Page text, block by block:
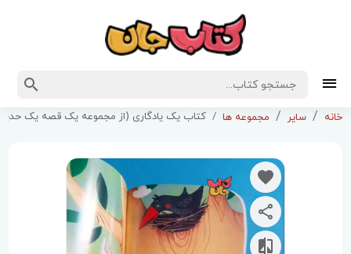
خانه سایر مجموعه ها کتاب یک یادگاری (از مجموعه یک قصه یک